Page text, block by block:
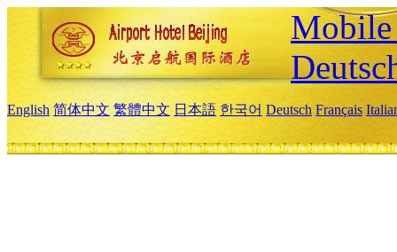
English 简体中文 繁體中文 日本語 한국어 Deutsch Français